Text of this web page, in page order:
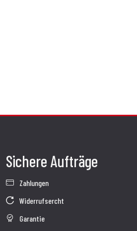
Sichere Aufträge
Zahlungen
Widerrufsercht
Garantie